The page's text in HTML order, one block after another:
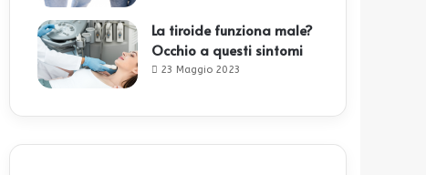
La tiroide funziona male?
Occhio a questi sintomi
23 Maggio 2023